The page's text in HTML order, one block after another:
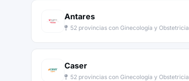
Antares
52 provincias con Ginecología y Obstetricia
Caser
52 provincias con Ginecología y Obstetricia